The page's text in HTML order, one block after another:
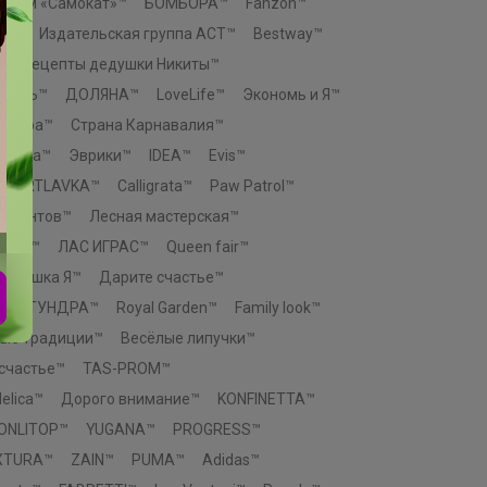
Издательская группа АСТ™
Bestway™
Рецепты дедушки Никиты™
ДОЛЯНА™ LoveLife™
Экономь и Я™
Страна Карнавалия™
Эврики™ IDEA™
Evis™
ARTLAVKA™ Calligrata™
Paw Patrol™
Лесная мастерская™
ЛАС ИГРАС™
Queen fair™
Крошка Я™
Дарите счастье™
ТУНДРА™ Royal Garden™
Family look™
традиции™
Весёлые липучки™
TAS-PROM™
Дорого внимание™
KONFINETTA™
YUGANA™
PROGRESS™
ZAIN™ PUMA™
Adidas™